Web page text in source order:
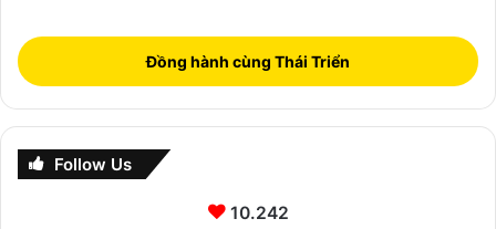
Đồng hành cùng Thái Triển
Follow Us
10.242